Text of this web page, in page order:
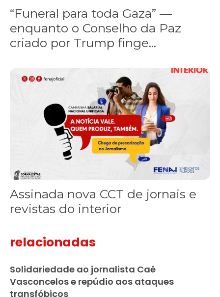
“Funeral para toda Gaza” —
enquanto o Conselho da Paz
criado por Trump finge...
Assinada nova CCT de jornais e revistas do interior
Assinada nova CCT de jornais e
revistas do interior
relacionadas
Solidariedade ao jornalista Caê
Vasconcelos e repúdio aos ataques
transfóbicos